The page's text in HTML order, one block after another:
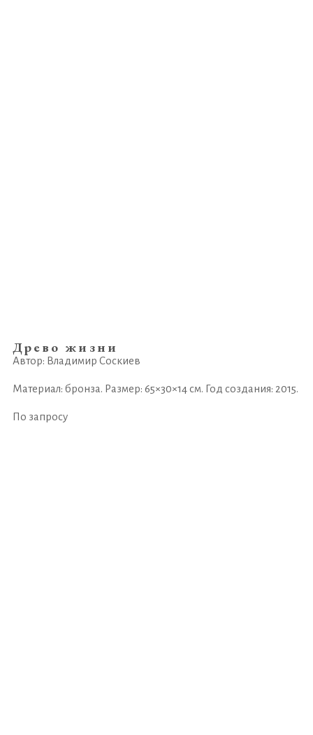
Древо жизни
Автор: Владимир Соскиев
Материал: бронза. Размер: 65×30×14 см. Год создания: 2015.
По запросу